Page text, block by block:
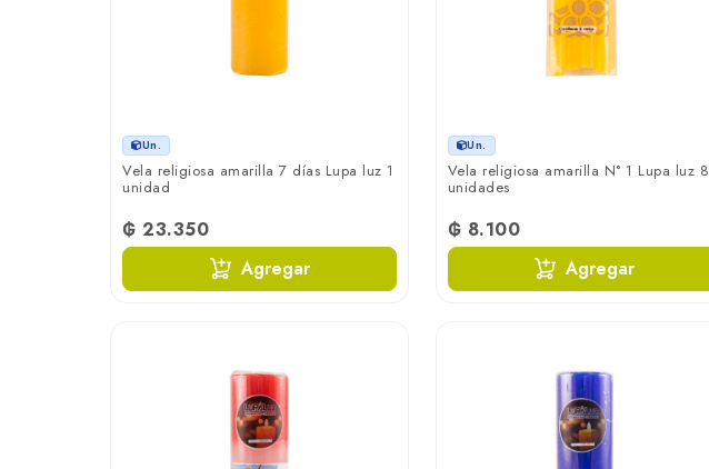
Un.
Vela religiosa amarilla 7 días Lupa luz 1
unidad
₲ 23.350
Agregar
Un.
Vela religiosa amarilla N° 1 Lupa luz 8
unidades
₲ 8.100
Agregar